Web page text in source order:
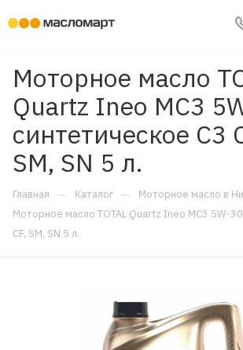
Моторное масло
Quartz Ineo МС3
синтетическое C3
SM, SN 5 л.
Главная — Каталог — Моторное масло в
Моторное масло TOTAL Quartz Ineo МС3 5W-
CF, SM, SN 5 л.